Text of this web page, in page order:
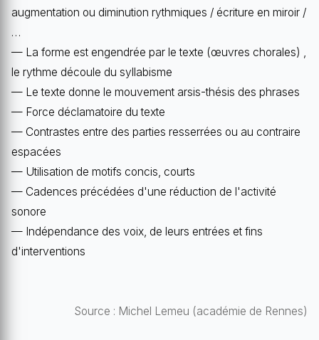
augmentation ou diminution rythmiques / écriture en miroir /
…
— La forme est engendrée par le texte (œuvres chorales) ,
le rythme découle du syllabisme
— Le texte donne le mouvement arsis-thésis des phrases
— Force déclamatoire du texte
— Contrastes entre des parties resserrées ou au contraire
espacées
— Utilisation de motifs concis, courts
— Cadences précédées d'une réduction de l'activité
sonore
— Indépendance des voix, de leurs entrées et fins
d'interventions
Source : Michel Lemeu (académie de Rennes)